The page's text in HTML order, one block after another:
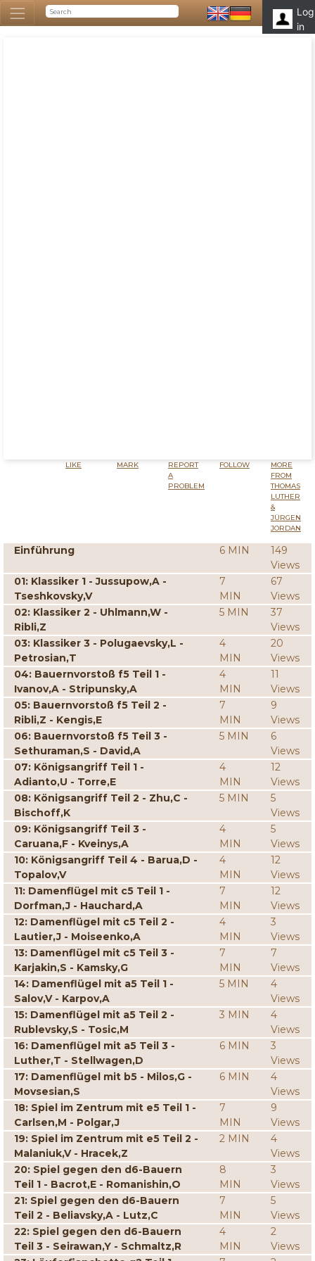
Log
in
LIKE MARK
REPORT
A
PROBLEM
FOLLOW
MORE
FROM
THOMAS
LUTHER
&
JÜRGEN
JORDAN
Einführung 6 MIN
149
Views
01: Klassiker 1 - Jussupow,A -
Tseshkovsky,V
7
MIN
67
Views
02: Klassiker 2 - Uhlmann,W -
Ribli,Z
5 MIN
37
Views
03: Klassiker 3 - Polugaevsky,L -
Petrosian,T
4
MIN
20
Views
04: Bauernvorstoß f5 Teil 1 -
Ivanov,A - Stripunsky,A
4
MIN
11
Views
05: Bauernvorstoß f5 Teil 2 -
Ribli,Z - Kengis,E
7
MIN
9
Views
06: Bauernvorstoß f5 Teil 3 -
Sethuraman,S - David,A
5 MIN
6
Views
07: Königsangriff Teil 1 -
Adianto,U - Torre,E
4
MIN
12
Views
08: Königsangriff Teil 2 - Zhu,C -
Bischoff,K
5 MIN
5
Views
09: Königsangriff Teil 3 -
Caruana,F - Kveinys,A
4
MIN
5
Views
10: Königsangriff Teil 4 - Barua,D -
Topalov,V
4
MIN
12
Views
11: Damenflügel mit c5 Teil 1 -
Dorfman,J - Hauchard,A
7
MIN
12
Views
12: Damenflügel mit c5 Teil 2 -
Lautier,J - Moiseenko,A
4
MIN
3
Views
13: Damenflügel mit c5 Teil 3 -
Karjakin,S - Kamsky,G
7
MIN
7
Views
14: Damenflügel mit a5 Teil 1 -
Salov,V - Karpov,A
5 MIN
4
Views
15: Damenflügel mit a5 Teil 2 -
Rublevsky,S - Tosic,M
3 MIN
4
Views
16: Damenflügel mit a5 Teil 3 -
Luther,T - Stellwagen,D
6 MIN
3
Views
17: Damenflügel mit b5 - Milos,G -
Movsesian,S
6 MIN
4
Views
18: Spiel im Zentrum mit e5 Teil 1 -
Carlsen,M - Polgar,J
7
MIN
9
Views
19: Spiel im Zentrum mit e5 Teil 2 -
Malaniuk,V - Hracek,Z
2 MIN
4
Views
20: Spiel gegen den d6-Bauern
Teil 1 - Bacrot,E - Romanishin,O
8
MIN
3
Views
21: Spiel gegen den d6-Bauern
Teil 2 - Beliavsky,A - Lutz,C
7
MIN
5
Views
22: Spiel gegen den d6-Bauern
Teil 3 - Seirawan,Y - Schmaltz,R
4
MIN
2
Views